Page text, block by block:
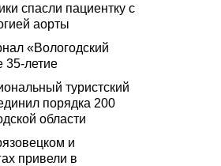
спасли пациентку с
аорты
«Вологодский
35-летие
туристский
порядка 200
области
и
привели в